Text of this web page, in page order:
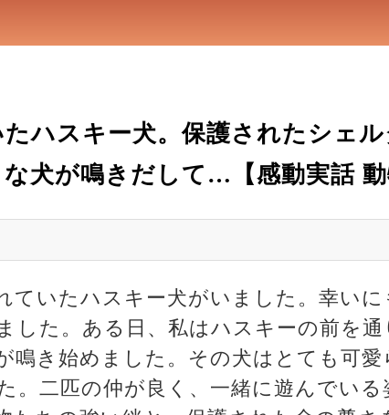
ハスキー犬。保護されたシェ
犬が鳴きだして…【感動実話 動
ていたハスキー犬がいました。幸いに
した。ある日、私はハスキーの前を通
鳴き始めました。その犬はとても可愛
。二匹の仲が良く、一緒に遊んでいる